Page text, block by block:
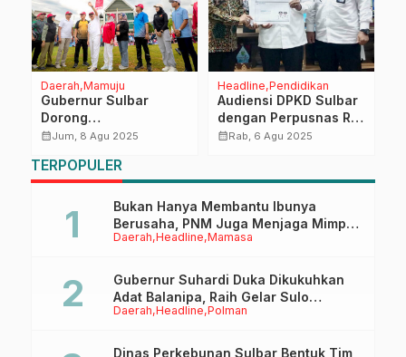
Daerah Mamuju
Gubernur Sulbar
Dorong
Profesionalisme ASN
80
calendar_monthJum, 8 Agu 2025
Headline Pendidikan
Audiensi DPKD Sulbar
dengan Perpusnas RI,
Perkenalkan Gerakan
Masyarakat
calendar_monthRab, 6 Agu 2025
TERPOPULER
Daerah Headline Mamasa
Bukan Hanya Membantu Ibunya
Berusaha, PNM Juga Menjaga Mimpi
Anaknya Untuk Menggapai Cita-Cita
Daerah Headline Polman
Gubernur Suhardi Duka Dikukuhkan
Adat Balanipa, Raih Gelar Sulo
Tappidena
Dinas Perkebunan Sulbar Bentuk Tim